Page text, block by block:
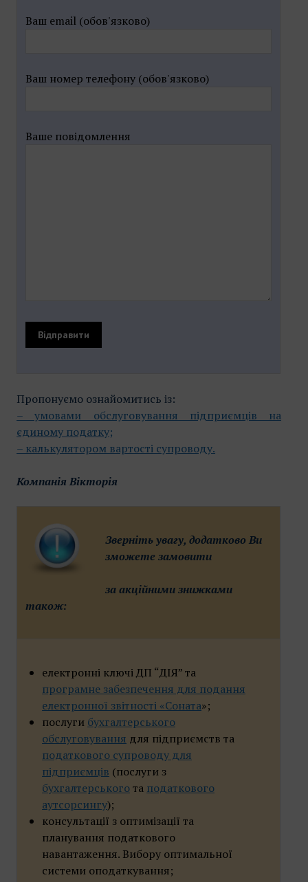
Ваш email (обов'язково)
Ваш номер телефону (обов'язково)
Ваше повідомлення
Пропонуємо ознайомитись із:
– умовами обслуговування підприємців на
єдиному податку;
– калькулятором вартості супроводу.
Компанія Вікторія
Зверніть увагу, додатково Ви
зможете замовити
за акційними знижками
також:
електронні ключі ДП “ДІЯ” та
програмне забезпечення для подання
електронної звітності «Соната»;
послуги бухгалтерського
обслуговування для підприємств та
податкового супроводу для
підприємців (послуги з
бухгалтерськогота податкового
аутсорсингу);
консультації з оптимізації та
планування податкового
навантаження. Вибору оптимальної
системи оподаткування;